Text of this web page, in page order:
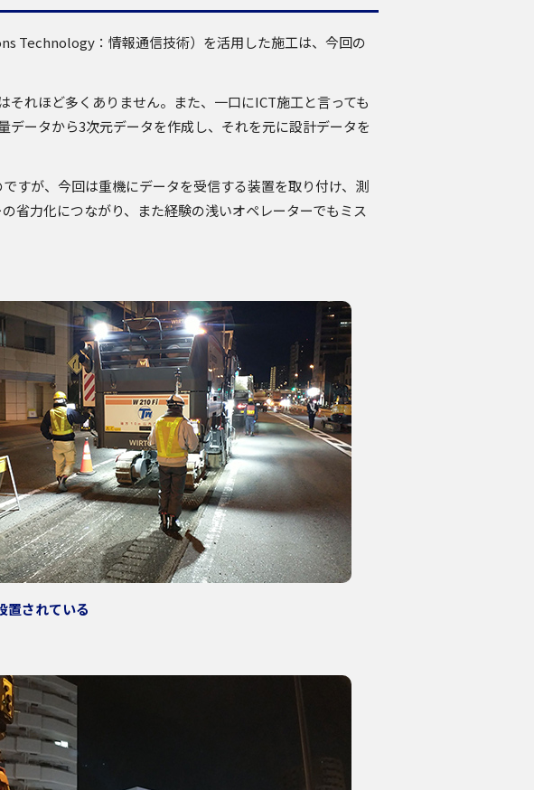
Technology：情報通信技術）を活用した施工は、今回の
れほど多くありません。また、一口にICT施工と言っても
ータから3次元データを作成し、それを元に設計データを
すが、今回は重機にデータを受信する装置を取り付け、測
省力化につながり、また経験の浅いオペレーターでもミス
置されている